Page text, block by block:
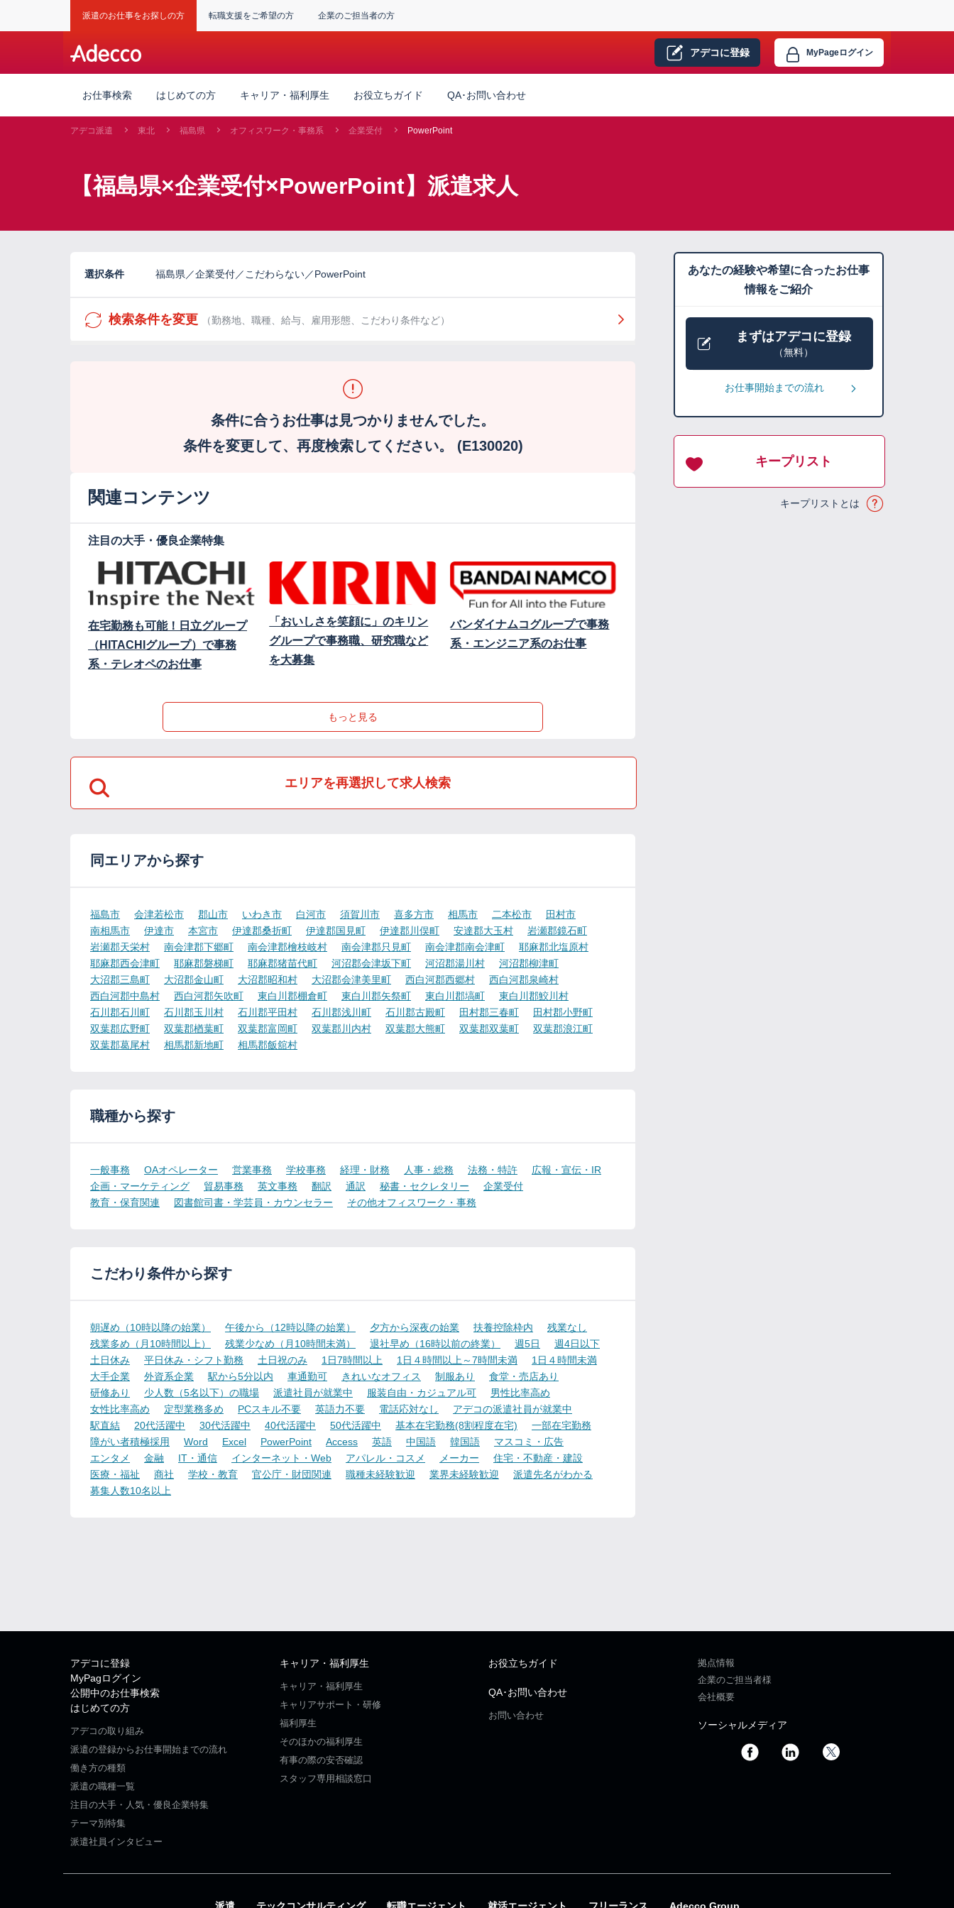
派遣のお仕事をお探しの方 転職支援をご希望の方 企業のご担当者の方
アデコに登録 MyPageログイン
お仕事検索 はじめての方 キャリア・福利厚生 お役立ちガイド QA･お問い合わせ
アデコ派遣 東北 福島県 オフィスワーク・事務系 企業受付 PowerPoint
【福島県×企業受付×PowerPoint】派遣求人
選択条件 福島県／企業受付／こだわらない／PowerPoint
検索条件を変更 （勤務地、職種、給与、雇用形態、こだわり条件など）
条件に合うお仕事は見つかりませんでした。
条件を変更して、再度検索してください。 (E130020)
関連コンテンツ
注目の大手・優良企業特集
在宅勤務も可能！日立グループ
（HITACHIグループ）で事務
系・テレオペのお仕事
「おいしさを笑顔に」のキリン
グループで事務職、研究職など
を大募集
バンダイナムコグループで事務
系・エンジニア系のお仕事
もっと見る
エリアを再選択して求人検索
同エリアから探す
福島市 会津若松市 郡山市 いわき市 白河市 須賀川市 喜多方市 相馬市 二本松市
田村市
南相馬市
伊達市 本宮市 伊達郡桑折町 伊達郡国見町 伊達郡川俣町 安達郡大玉村
岩瀬郡鏡石町
岩瀬郡天栄村
南会津郡下郷町 南会津郡檜枝岐村 南会津郡只見町 南会津郡南会津町
耶麻郡北塩原村
耶麻郡西会津町
耶麻郡磐梯町 耶麻郡猪苗代町 河沼郡会津坂下町 河沼郡湯川村
河沼郡柳津町
大沼郡三島町
大沼郡金山町 大沼郡昭和村 大沼郡会津美里町 西白河郡西郷村
西白河郡泉崎村
西白河郡中島村
西白河郡矢吹町 東白川郡棚倉町 東白川郡矢祭町 東白川郡塙町
東白川郡鮫川村
石川郡石川町
石川郡玉川村 石川郡平田村 石川郡浅川町 石川郡古殿町 田村郡三春町
田村郡小野町
双葉郡広野町
双葉郡楢葉町 双葉郡富岡町 双葉郡川内村 双葉郡大熊町 双葉郡双葉町
双葉郡浪江町
双葉郡葛尾村
相馬郡新地町 相馬郡飯舘村
職種から探す
一般事務 OAオペレーター 営業事務 学校事務 経理・財務 人事・総務 法務・特許
広報・宣伝・IR
企画・マーケティング
貿易事務 英文事務 翻訳 通訳 秘書・セクレタリー
企業受付
教育・保育関連
図書館司書・学芸員・カウンセラー その他オフィスワーク・事務
こだわり条件から探す
朝遅め（10時以降の始業） 午後から（12時以降の始業） 夕方から深夜の始業 扶養控除枠内
残業なし
残業多め（月10時間以上）
残業少なめ（月10時間未満） 退社早め（16時以前の終業） 週5日
週4日以下
土日休み
平日休み・シフト勤務 土日祝のみ 1日7時間以上 1日４時間以上～7時間未満
1日４時間未満
大手企業
外資系企業 駅から5分以内 車通勤可 きれいなオフィス 制服あり
食堂・売店あり
研修あり
少人数（5名以下）の職場 派遣社員が就業中 服装自由・カジュアル可
男性比率高め
女性比率高め
定型業務多め PCスキル不要 英語力不要 電話応対なし
アデコの派遣社員が就業中
駅直結
20代活躍中 30代活躍中 40代活躍中 50代活躍中 基本在宅勤務(8割程度在宅)
一部在宅勤務
障がい者積極採用
Word Excel PowerPoint Access 英語 中国語 韓国語
マスコミ・広告
エンタメ
金融 IT・通信 インターネット・Web アパレル・コスメ メーカー
住宅・不動産・建設
医療・福祉
商社 学校・教育 官公庁・財団関連 職種未経験歓迎 業界未経験歓迎
派遣先名がわかる
募集人数10名以上
あなたの経験や希望に合ったお仕事
情報をご紹介
まずはアデコに登録
（無料）
お仕事開始までの流れ
キープリスト
キープリストとは
アデコに登録
MyPagログイン
公開中のお仕事検索
はじめての方
アデコの取り組み
派遣の登録からお仕事開始までの流れ
働き方の種類
派遣の職種一覧
注目の大手・人気・優良企業特集
テーマ別特集
派遣社員インタビュー
キャリア・福利厚生
キャリア・福利厚生
キャリアサポート・研修
福利厚生
そのほかの福利厚生
有事の際の安否確認
スタッフ専用相談窓口
お役立ちガイド
QA･お問い合わせ
お問い合わせ
拠点情報
企業のご担当者様
会社概要
ソーシャルメディア